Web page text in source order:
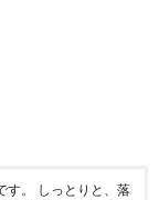
す。 しっとりと、落